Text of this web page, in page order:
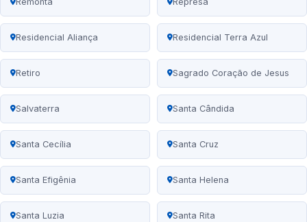
Residencial Aliança Residencial Terra Azul
Retiro Sagrado Coração de Jesus
Salvaterra Santa Cândida
Santa Cecília Santa Cruz
Santa Efigênia Santa Helena
Santa Luzia Santa Rita